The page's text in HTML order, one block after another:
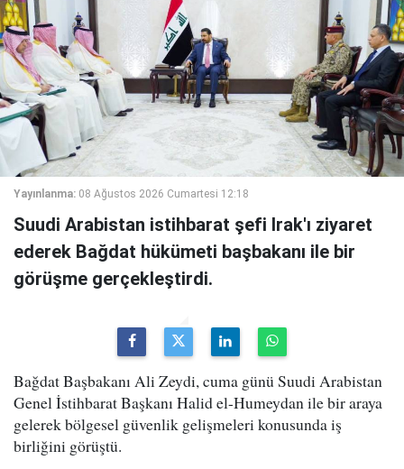
Yayınlanma: 08 Ağustos 2026 Cumartesi 12:18
Suudi Arabistan istihbarat şefi Irak'ı ziyaret
ederek Bağdat hükümeti başbakanı ile bir
görüşme gerçekleştirdi.
Bağdat Başbakanı Ali Zeydi, cuma günü Suudi Arabistan
Genel İstihbarat Başkanı Halid el-Humeydan ile bir araya
gelerek bölgesel güvenlik gelişmeleri konusunda iş
birliğini görüştü.